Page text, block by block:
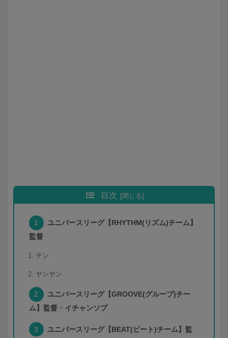
目次
ユニバースリーグ【RHYTHM(リズム)チーム】
監督
テン
ヤンヤン
ユニバースリーグ【GROOVE(グループ)チー
ム】監督・イチャンソプ
ユニバースリーグ【BEAT(ビート)チーム】監